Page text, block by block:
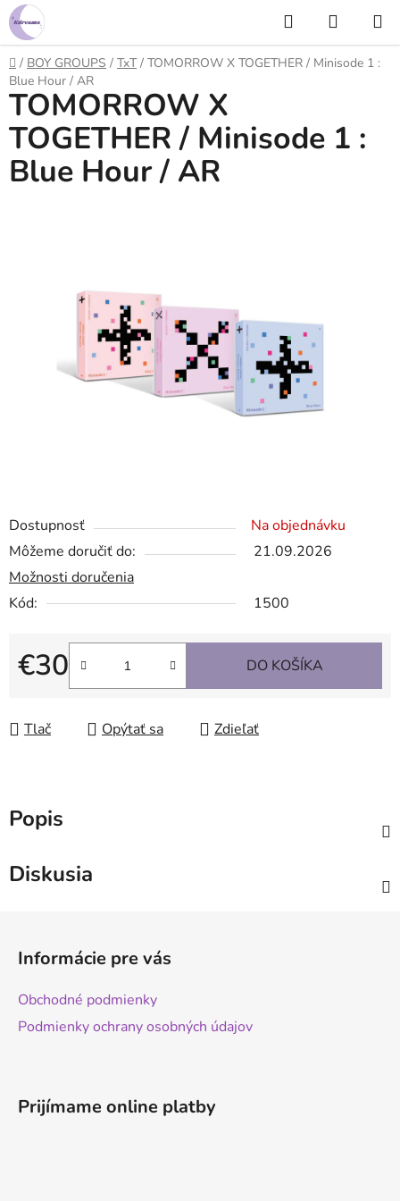
Prejsť
na
obsah
Hľadať
KOŠÍK
Domov
/ BOY GROUPS / TxT / TOMORROW X TOGETHER / Minisode 1 :
Blue Hour / AR
Dostupnosť
Na objednávku
Môžeme doručiť do:
21.09.2026
Možnosti doručenia
Kód:
1500
€30
Jednotková cena:
DO KOŠÍKA
Tlač Opýtať sa Zdieľať
TOMORROW X
TOGETHER / Minisode 1 :
Blue Hour / AR
Popis
Diskusia
Informácie pre vás
Obchodné podmienky
Podmienky ochrany osobných údajov
Prijímame online platby